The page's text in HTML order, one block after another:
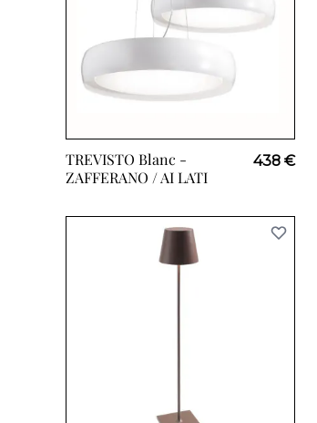
TREVISTO Blanc -
ZAFFERANO / AI LATI
438 €